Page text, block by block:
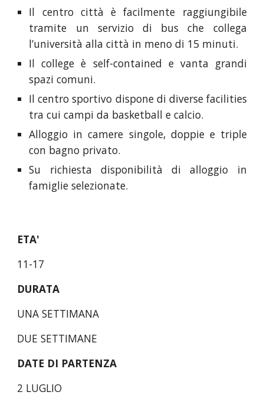
Il centro città è facilmente raggiungibile
tramite un servizio di bus che collega
l’università alla città in meno di 15 minuti.
Il college è self-contained e vanta grandi
spazi comuni.
Il centro sportivo dispone di diverse facilities
tra cui campi da basketball e calcio.
Alloggio in camere singole, doppie e triple
con bagno privato.
Su richiesta disponibilità di alloggio in
famiglie selezionate.
ETA'
11-17
DURATA
UNA SETTIMANA
DUE SETTIMANE
DATE DI PARTENZA
2 LUGLIO